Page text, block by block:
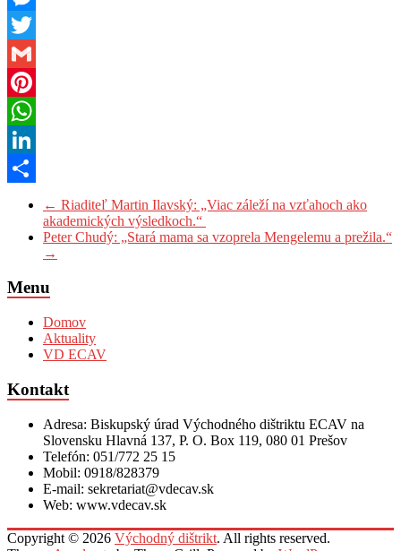
Messenger
Twitter
Gmail
Pinterest
WhatsApp
LinkedIn
← Riaditeľ Martin Ilavský: „Viac záleží na vzťahoch ako
akademických výsledkoch.“
Peter Chudý: „Stará mama sa vzoprela Mengelemu a prežila.“
→
Menu
Domov
Aktuality
VD ECAV
Kontakt
Adresa: Biskupský úrad Východného dištriktu ECAV na
Slovensku Hlavná 137, P. O. Box 119, 080 01 Prešov
Telefón: 051/772 25 15
Mobil: 0918/828379
E-mail: sekretariat@vdecav.sk
Web: www.vdecav.sk
Copyright © 2026 Východný dištrikt. All rights reserved.